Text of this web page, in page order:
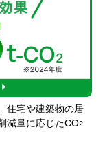
住宅や建築物の居
減量に応じたCO2